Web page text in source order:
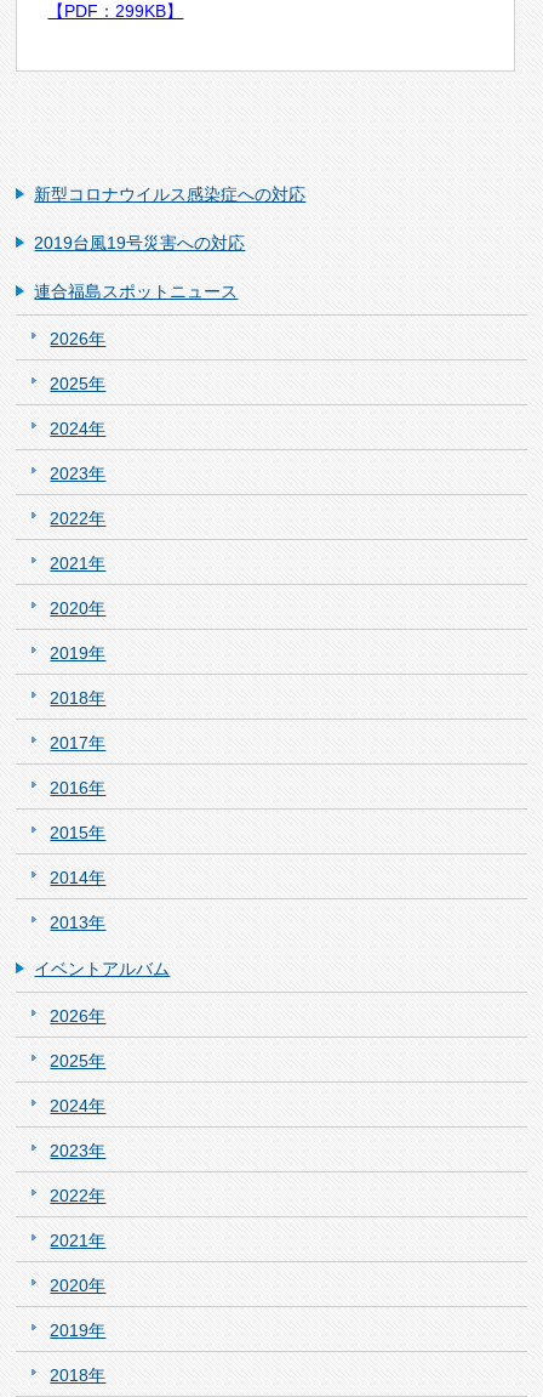
【PDF：299KB】
新型コロナウイルス感染症への対応
2019台風19号災害への対応
連合福島スポットニュース
2026年
2025年
2024年
2023年
2022年
2021年
2020年
2019年
2018年
2017年
2016年
2015年
2014年
2013年
イベントアルバム
2026年
2025年
2024年
2023年
2022年
2021年
2020年
2019年
2018年